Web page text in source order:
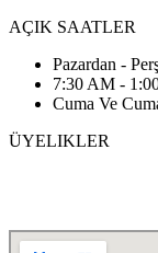
AÇIK SAATLER
Pazardan -
7:30 AM -
Cuma Ve
ÜYELIKLER